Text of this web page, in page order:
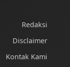
Redaksi
Disclaimer
Kontak Kami